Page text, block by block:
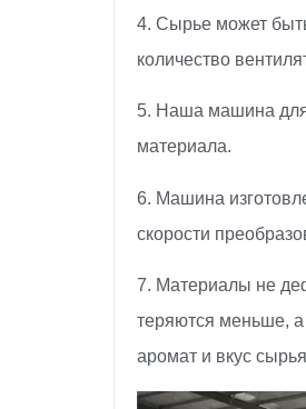
4. Сырье может
количество
5. Наша машина для
материала.
6. Машина
скорости
7. Материалы не
теряются меньше, а
аромат и вкус